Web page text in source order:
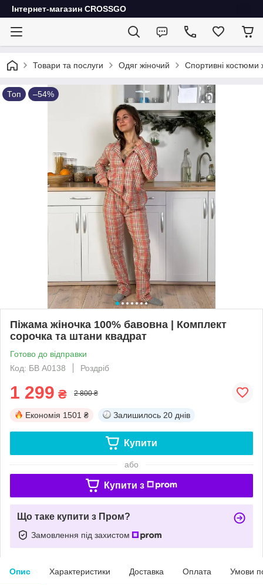
Інтернет-магазин CROSSGO
Товари та послуги Одяг жіночий Спортивні костюми
Топ –54%
Піжама жіночка 100% бавовна | Комплект
сорочка та штани квадрат
Готово до відправки
Код: БВ A0138
Роздріб
1 299 ₴ 2 800 ₴
Економія 1501 ₴ Залишилось 20 днів
Купити
або
Купити з
Що таке купити з Пром?
Замовлення під захистом
Опис Характеристики Доставка Оплата Умови